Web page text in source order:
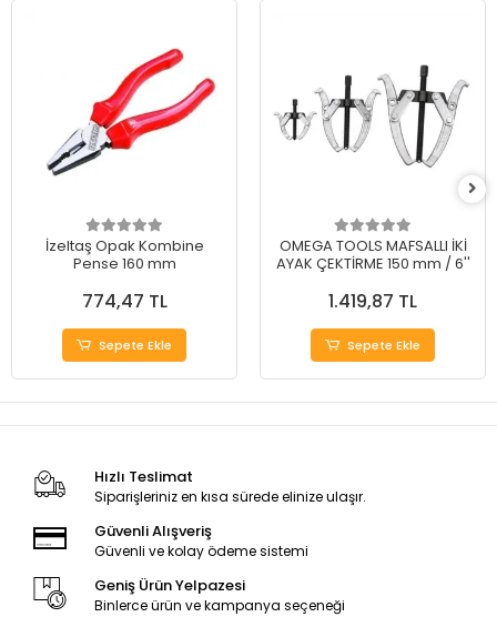
İzeltaş Opak Kombine
Pense 160 mm
774,47 TL
Sepete Ekle
OMEGA TOOLS MAFSALLI İKİ
AYAK ÇEKTİRME 150 mm / 6''
1.419,87 TL
Sepete Ekle
Hızlı Teslimat
Siparişleriniz en kısa sürede elinize ulaşır.
Güvenli Alışveriş
Güvenli ve kolay ödeme sistemi
Geniş Ürün Yelpazesi
Binlerce ürün ve kampanya seçeneği